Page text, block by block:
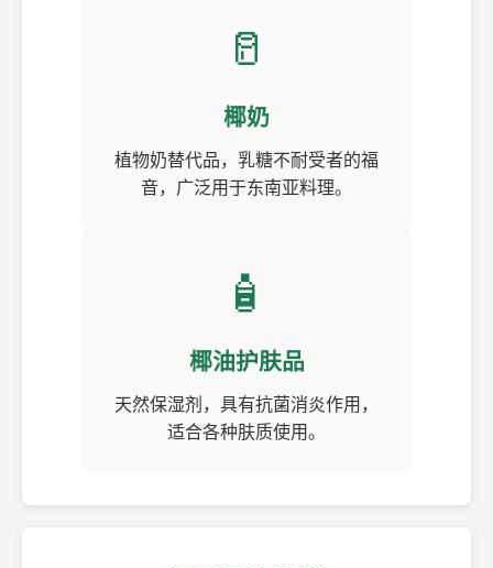
🥛
椰奶
植物奶替代品，乳糖不耐受者的福
音，广泛用于东南亚料理。
🧴
椰油护肤品
天然保湿剂，具有抗菌消炎作用，
适合各种肤质使用。